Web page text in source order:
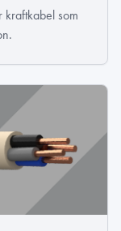
kraftkabel som